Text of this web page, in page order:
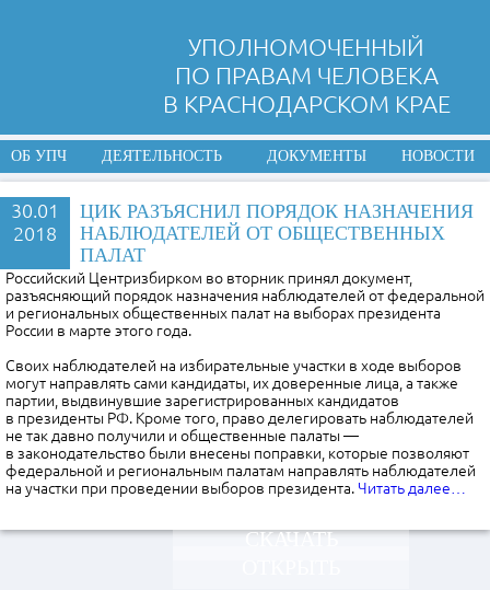
УПОЛНОМОЧЕННЫЙ
ПО ПРАВАМ ЧЕЛОВЕКА
В КРАСНОДАРСКОМ КРАЕ
ОБ УПЧ ДЕЯТЕЛЬНОСТЬ ДОКУМЕНТЫ НОВОСТИ
30.01
2018
ЦИК РАЗЪЯСНИЛ ПОРЯДОК НАЗНАЧЕНИЯ
НАБЛЮДАТЕЛЕЙ ОТ ОБЩЕСТВЕННЫХ
ПАЛАТ
Российский Центризбирком во вторник принял документ,
разъясняющий порядок назначения наблюдателей от федеральной
и региональных общественных палат на выборах президента
России в марте этого года.
Своих наблюдателей на избирательные участки в ходе выборов
могут направлять сами кандидаты, их доверенные лица, а также
партии, выдвинувшие зарегистрированных кандидатов
в президенты РФ. Кроме того, право делегировать наблюдателей
не так давно получили и общественные палаты —
в законодательство были внесены поправки, которые позволяют
федеральной и региональным палатам направлять наблюдателей
на участки при проведении выборов президента. Читать далее…
СКАЧАТЬ